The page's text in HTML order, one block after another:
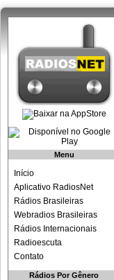
Menu
Início
Aplicativo RadiosNet
Rádios Brasileiras
Webradios Brasileiras
Rádios Internacionais
Radioescuta
Contato
Rádios Por Gênero